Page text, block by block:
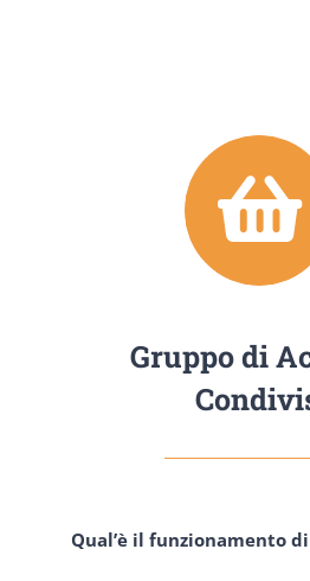
Gruppo di
Qual’è il funzionamento di